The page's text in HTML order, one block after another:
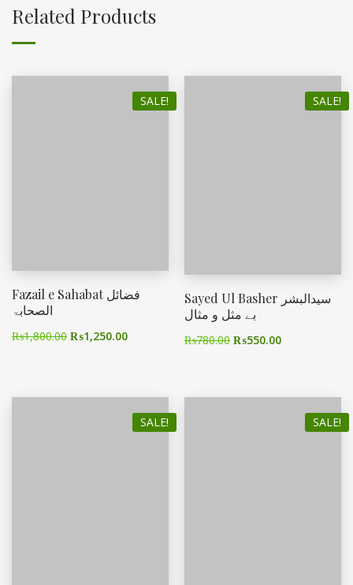
Related Products
SALE!
Fazail e Sahabat فضائل
الصحابۃ
₨1,800.00 ₨1,250.00
SALE!
Sayed Ul Basher سیدالبشر
بے مثل و مثال
₨780.00 ₨550.00
SALE! SALE!